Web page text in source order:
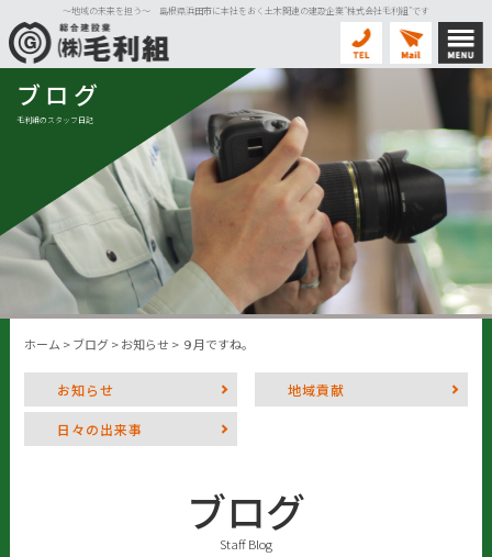
〜地域の未来を担う〜 島根県浜田市に本社をおく土木関連の建設企業”株式会社毛利組”です
ブログ
毛利組のスタッフ日記
ホーム >ブログ>お知らせ > ９月ですね。
お知らせ 地域貢献
日々の出来事
ブログ
Staff Blog